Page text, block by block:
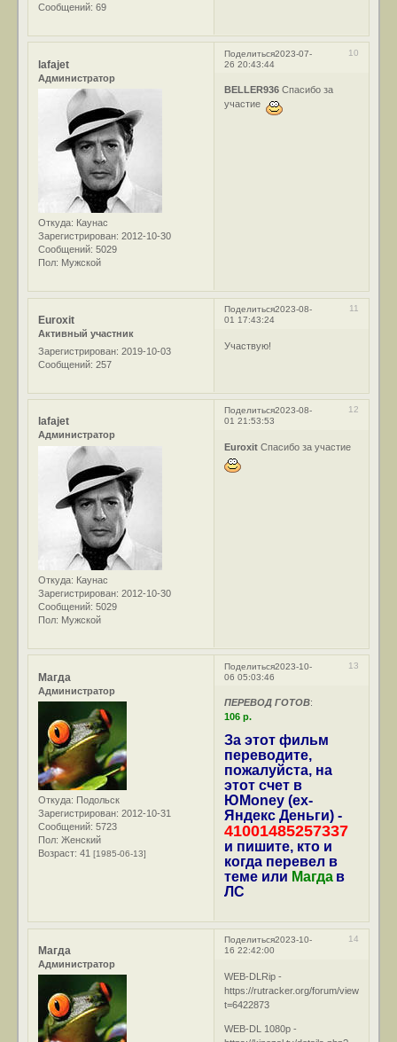
Сообщений: 69
Поделиться 10
2023-07-
26 20:43:44
lafajet
Администратор
Откуда: Каунас
Зарегистрирован: 2012-10-30
Сообщений: 5029
Пол: Мужской
BELLER936 Спасибо за
участие
Поделиться 11
2023-08-
01 17:43:24
Euroxit
Активный участник
Зарегистрирован: 2019-10-03
Сообщений: 257
Участвую!
Поделиться 12
2023-08-
01 21:53:53
lafajet
Администратор
Откуда: Каунас
Зарегистрирован: 2012-10-30
Сообщений: 5029
Пол: Мужской
Euroxit Спасибо за участие
Поделиться 13
2023-10-
06 05:03:46
Магда
Администратор
Откуда: Подольск
Зарегистрирован: 2012-10-31
Сообщений: 5723
Пол: Женский
Возраст: 41[1985-06-13]
ПЕРЕВОД ГОТОВ:
106 р.
За этот фильм
переводите,
пожалуйста, на
этот счет в
ЮMoney (ex-
Яндекс Деньги) -
41001485257337
и пишите, кто и
когда перевел в
теме или Магда в
ЛС
Поделиться 14
2023-10-
16 22:42:00
Магда
Администратор
WEB-DLRip -
https://rutracker.org/forum/
t=6422873
WEB-DL 1080p -